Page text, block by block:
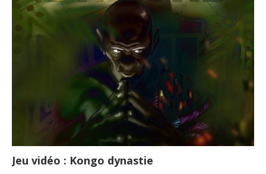
Jeu vidéo : Kongo dynastie